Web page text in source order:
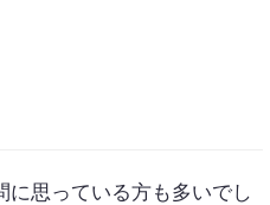
に思っている方も多いでし